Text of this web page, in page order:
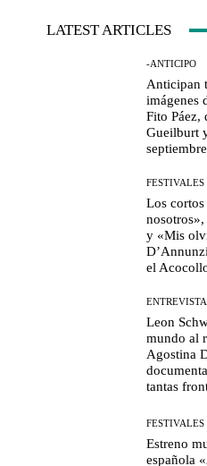
LATEST ARTICLES
-ANTICIPO
Anticipan
imágenes
Fito Páez,
Gueilburt
septiembre
FESTIVALES
Los
y «Mis
el
ENTREVISTA
Leon
mundo al
Agostina
tantas
FESTIVALES
Estreno
española